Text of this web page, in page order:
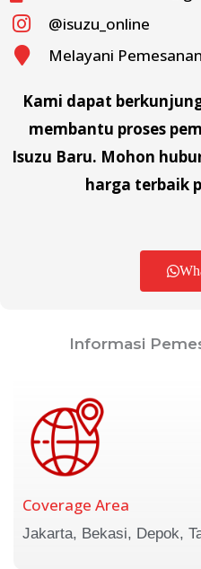
@isuzu_online
Melayani
Kami dapat
membantu proses
Isuzu Baru. Mohon
harga terbaik
Informasi
Coverage Area
Jakarta, Bekasi, Depok,